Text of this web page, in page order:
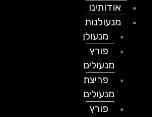
אודותינו
מנעולנות
מנעולן
פורץ
מנעולים
פריצת
מנעולים
פורץ